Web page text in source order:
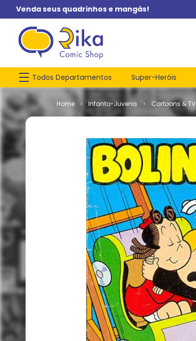
Venda seus quadrinhos e mangás!
Todos Departamentos Super-Heróis
Infanto-Juvenis Cartoons & TV